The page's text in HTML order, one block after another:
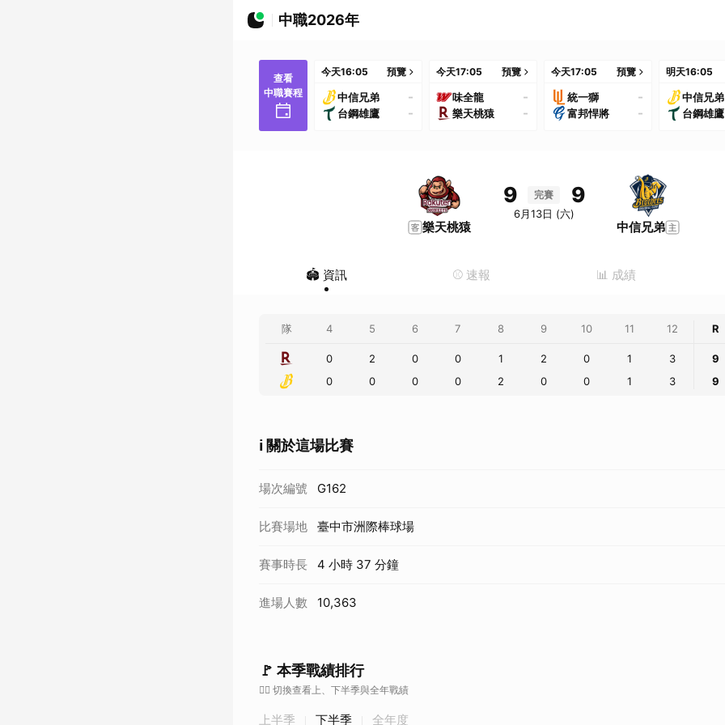
中職2026年
查看
中職賽程
今天16:05 預覽
中信兄弟 -
台鋼雄鷹 -
今天17:05 預覽
味全龍 -
樂天桃猿 -
今天17:05 預覽
統一獅 -
富邦悍將 -
明天16:05
中信兄弟
台鋼雄鷹
樂天桃猿
9 完賽 9
6月13日 (六)
中信兄弟
🏟️ 資訊 ⚾️ 速報 📊 成績
隊
3 4 5 6 7 8 9 10 11 12
0 0 2 0 0 1 2 0 1
3
0 0 0 0 0 2 0 0 1 3
R
9
9
ℹ️ 關於這場比賽
場次編號 G162
比賽場地 臺中市洲際棒球場
賽事時長 4 小時 37 分鐘
進場人數 10,363
🚩 本季戰績排行
👇🏼 切換查看上、下半季與全年戰績
上半季 下半季 全年度